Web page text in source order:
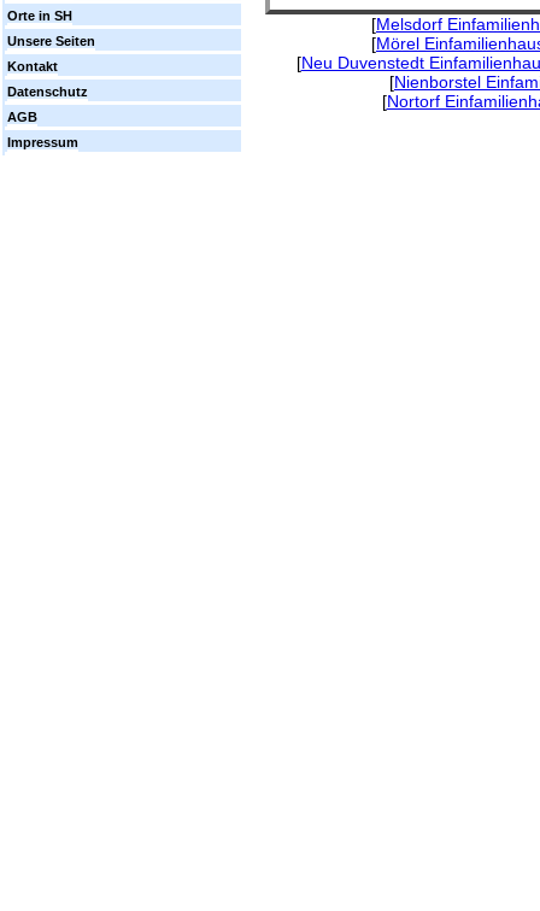
[Melsdorf
[Mörel
[Neu Duvenstedt
[Nienborstel
[Nortorf
Orte in SH
Unsere Seiten
Kontakt
Datenschutz
AGB
Impressum